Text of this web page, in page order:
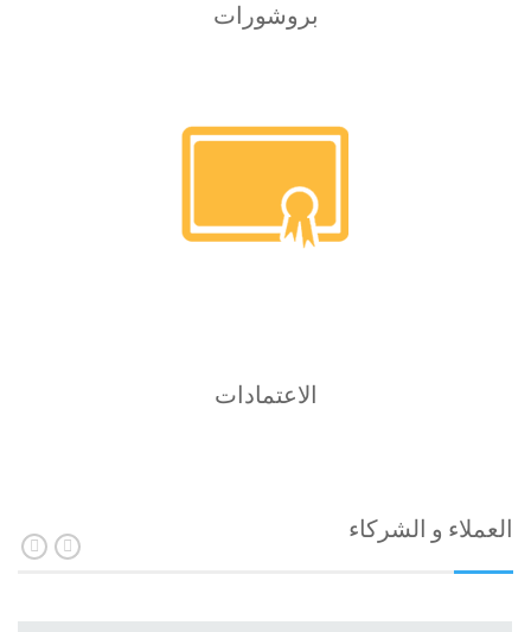
بروشورات
الاعتمادات
العملاء و الشركاء